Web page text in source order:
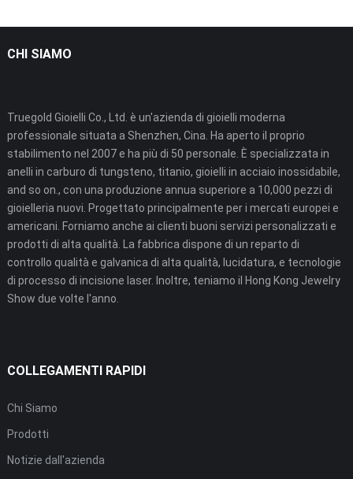
CHI SIAMO
Truegold Gioielli Co., Ltd. è un'azienda di gioielli moderna
professionale situata a Shenzhen, Cina. Ha aperto il proprio
stabilimento nel 2007 e ha più di 50 personale. È specializzata in
anelli in carburo di tungsteno, titanio, gioielli in acciaio inossidabile,
and so on., con una produzione annua superiore a 10,000 pezzi di
gioielleria nuovi. Progettato principalmente per i mercati europei e
americani. Forniamo anche ai clienti buoni servizi personalizzati e
prodotti di alta qualità. La fabbrica dispone di un reparto di
controllo qualità e galvanica di alta qualità, lucidatura, e tecnologie
di processo di incisione laser. Inoltre, teniamo il Hong Kong Jewelry
Show due volte l'anno.
COLLEGAMENTI RAPIDI
Chi Siamo
Prodotti
Notizie dall'azienda